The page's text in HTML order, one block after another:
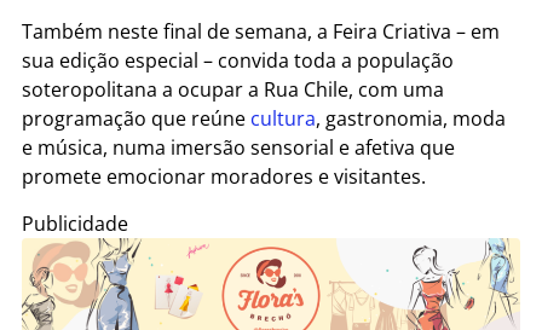
Também neste final de semana, a Feira Criativa – em
sua edição especial – convida toda a população
soteropolitana a ocupar a Rua Chile, com uma
programação que reúne cultura, gastronomia, moda
e música, numa imersão sensorial e afetiva que
promete emocionar moradores e visitantes.
Publicidade